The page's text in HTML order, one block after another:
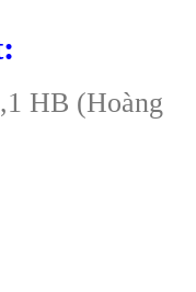
HB (Hoàng